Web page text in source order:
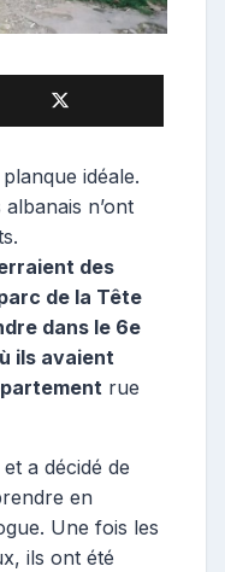
idéale.
n’ont
des
de la Tête
dans le 6e
ils avaient
rue
a décidé de
en
Une fois les
ils ont été